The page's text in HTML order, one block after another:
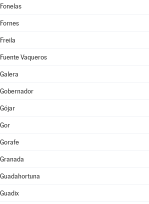
Fonelas
Fornes
Freila
Fuente Vaqueros
Galera
Gobernador
Gójar
Gor
Gorafe
Granada
Guadahortuna
Guadix